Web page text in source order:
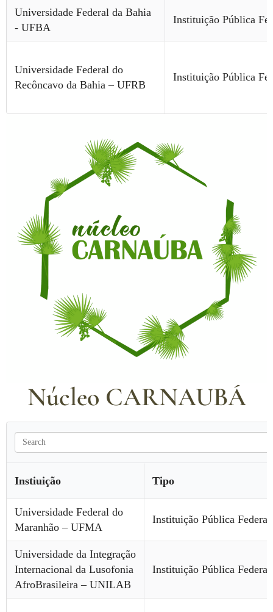
Universidade Federal da Bahia
- UFBA
Instituição Pública
Universidade Federal do
Recôncavo da Bahia – UFRB
Instituição Pública
Núcleo CARNAUBÁ
Instiuição Tipo
Universidade Federal do
Maranhão – UFMA
Instituição Pública Federal
Universidade da Integração
Internacional da Lusofonia
AfroBrasileira – UNILAB
Instituição Pública Federal